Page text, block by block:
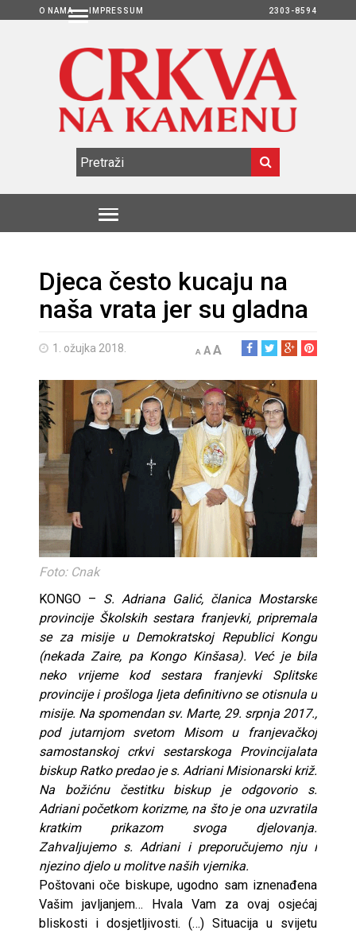
O NAMA IMPRESSUM 2303-8594
Djeca često kucaju na
naša vrata jer su gladna
1. ožujka 2018. A AA
Foto: Cnak
KONGO – S. Adriana Galić, članica Mostarske
provincije Školskih sestara franjevki, pripremala
se za misije u Demokratskoj Republici Kongu
(nekada Zaire, pa Kongo Kinšasa). Već je bila
neko vrijeme kod sestara franjevki Splitske
provincije i prošloga ljeta definitivno se otisnula u
misije. Na spomendan sv. Marte, 29. srpnja 2017.,
pod jutarnjom svetom Misom u franjevačkoj
samostanskoj crkvi sestarskoga Provincijalata
biskup Ratko predao je s. Adriani Misionarski križ.
Na božićnu čestitku biskup je odgovorio s.
Adriani početkom korizme, na što je ona uzvratila
kratkim prikazom svoga djelovanja.
Zahvaljujemo s. Adriani i preporučujemo nju i
njezino djelo u molitve naših vjernika.
Poštovani oče biskupe, ugodno sam iznenađena
Vašim javljanjem… Hvala Vam za ovaj osjećaj
bliskosti i dosjetljivosti. (…) Situacija u svijetu